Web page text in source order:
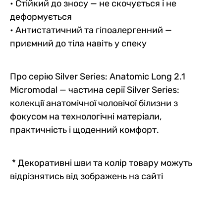
• Стійкий до зносу — не скочується і не
деформується
• Антистатичний та гіпоалергенний —
приємний до тіла навіть у спеку
Про серію Silver Series: Anatomic Long 2.1
Micromodal — частина серії Silver Series:
колекції анатомічної чоловічої білизни з
фокусом на технологічні матеріали,
практичність і щоденний комфорт.
* Декоративні шви та колір товару можуть
відрізнятись від зображень на сайті